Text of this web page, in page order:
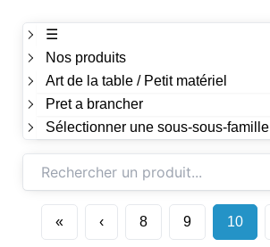
☰
Nos produits
Art de la table / Petit matériel
Pret a brancher
Sélectionner une sous-sous-famille
« ‹ 8 9 10